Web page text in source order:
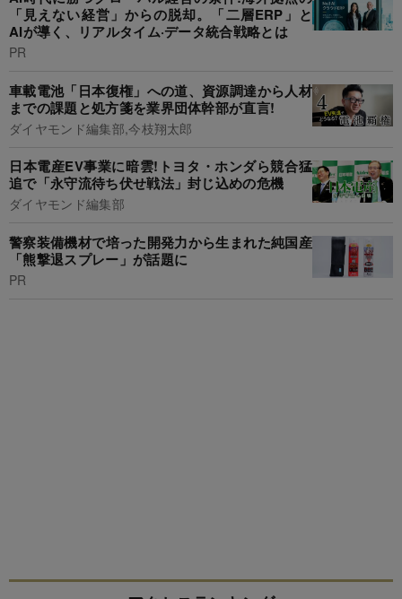
「見えない経営」からの脱却。「二層ERP」と
AIが導く、リアルタイム·データ統合戦略とは
PR
車載電池「日本復権」への道、資源調達から人材
までの課題と処方箋を業界団体幹部が直言!
ダイヤモンド編集部,今枝翔太郎
日本電産EV事業に暗雲!トヨタ・ホンダら競合猛
追で「永守流待ち伏せ戦法」封じ込めの危機
ダイヤモンド編集部
警察装備機材で培った開発力から生まれた純国産
「熊撃退スプレー」が話題に
PR